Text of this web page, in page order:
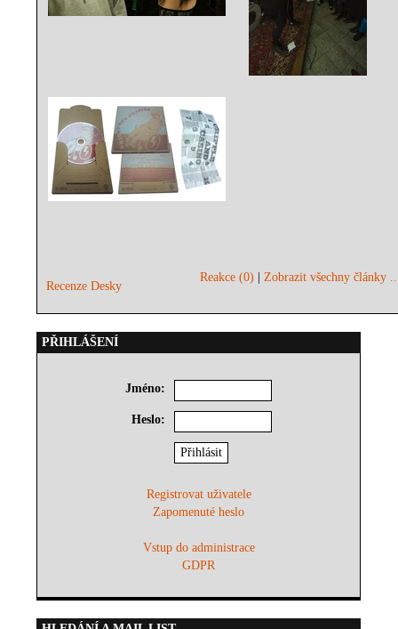
Recenze Desky
Reakce (0) |Zobrazit všechny články
PŘIHLÁŠENÍ
Jméno:
Heslo:
Registrovat uživatele
Zapomenuté heslo
Vstup do administrace
GDPR